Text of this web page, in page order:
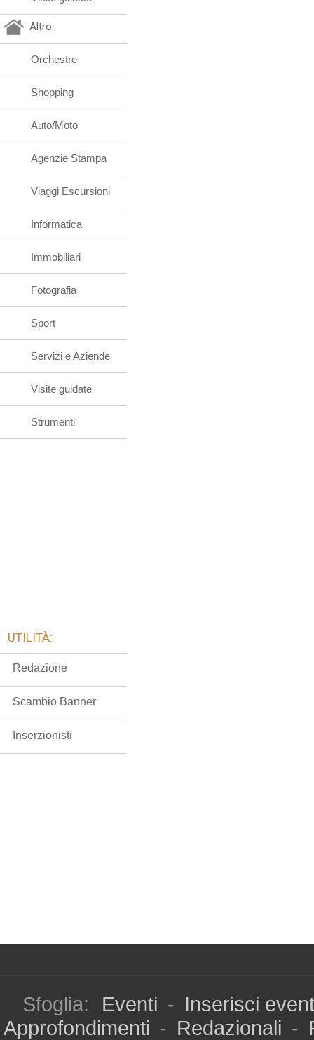
Altro
Orchestre
Shopping
Auto/Moto
Agenzie Stampa
Viaggi Escursioni
Informatica
Immobiliari
Fotografia
Sport
Servizi e Aziende
Visite guidate
Strumenti
UTILITÀ:
Redazione
Scambio Banner
Inserzionisti
Sfoglia: Eventi - Inserisci
Approfondimenti - Redazionali -